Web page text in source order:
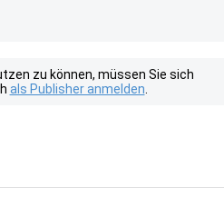
zu können, müssen Sie sich
als Publisher anmelden